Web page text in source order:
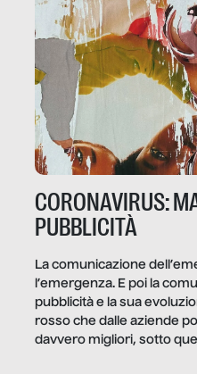
CORONAVIRUS:
PUBBLICITÀ
La comunicazione
l’emergenza. E poi la
pubblicità e la sua
rosso che dalle aziende
davvero migliori, sotto